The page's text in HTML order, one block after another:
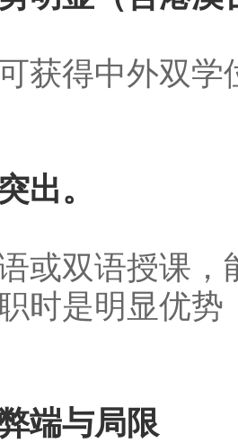
获得中外双
出。
或双语授课
时是明显优
端与局限